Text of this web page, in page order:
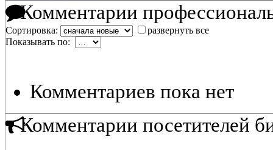
Комментарии
Сортировка:
развернуть все
Показывать по:
Комментариев пока нет
Комментарии посетителей